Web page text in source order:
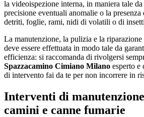
la videoispezione interna, in maniera tale
precisione eventuali anomalie o la
detriti, foglie, rami, nidi di volatili o di
La manutenzione, la pulizia e la
deve essere effettuata in modo tale da
efficienza: si raccomanda di rivolgersi
Spazzacamino Cimiano Milano esperto e
di intervento fai da te per non incorrere in
Interventi di
camini e canne fumarie